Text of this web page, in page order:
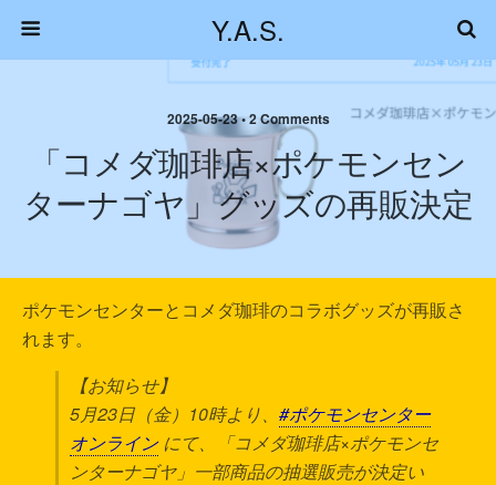
Y.A.S.
2025-05-23 • 2 Comments
「コメダ珈琲店×ポケモンセン
ターナゴヤ」グッズの再販決定
ポケモンセンターとコメダ珈琲のコラボグッズが再販さ
れます。
【お知らせ】
5月23日（金）10時より、 #ポケモンセンター
オンラインにて、「コメダ珈琲店×ポケモンセ
ンターナゴヤ」一部商品の抽選販売が決定い